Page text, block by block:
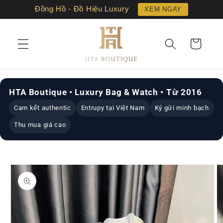
Đồng Hồ - Đồ Hiệu Luxury XEM NGAY
đến nội
Giỏ
hàng
HTA Boutique • Luxury Bag & Watch • Từ 2016
Cam kết authentic Entrupy tại Việt Nam Ký gửi minh bạch
Thu mua giá cao
đến
thông
tin sản
phẩm